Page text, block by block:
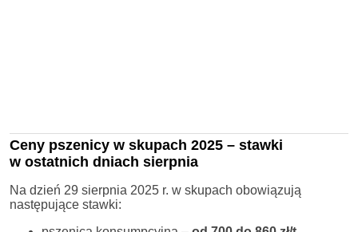
Ceny pszenicy w skupach 2025 – stawki
w ostatnich dniach sierpnia
Na dzień 29 sierpnia 2025 r. w skupach obowiązują
następujące stawki: